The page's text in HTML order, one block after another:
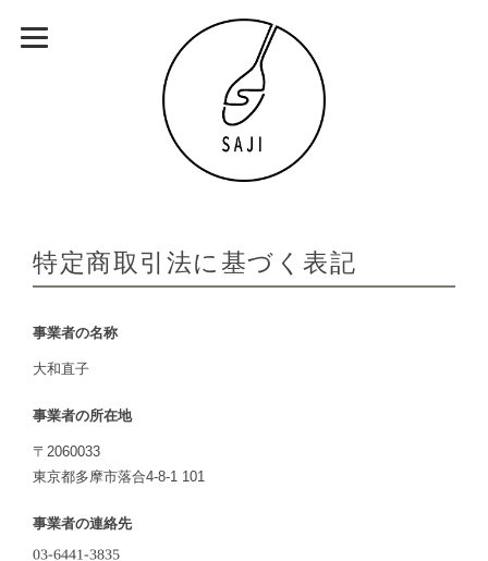
特定商取引法に基づく表記
事業者の名称
大和直子
事業者の所在地
〒2060033
東京都多摩市落合4-8-1 101
事業者の連絡先